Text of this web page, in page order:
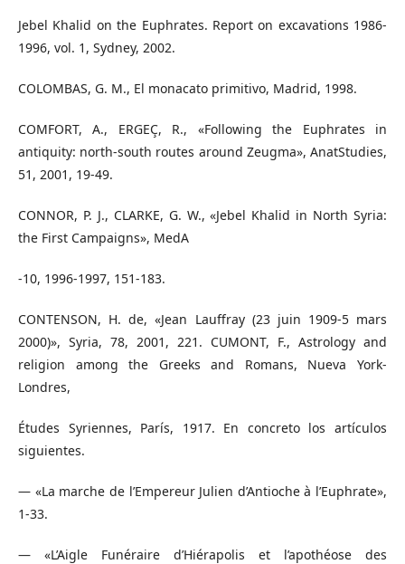
Jebel Khalid on the Euphrates. Report on excavations 1986-
1996, vol. 1, Sydney, 2002.
COLOMBAS, G. M., El monacato primitivo, Madrid, 1998.
COMFORT, A., ERGEÇ, R., «Following the Euphrates in
antiquity: north-south routes around Zeugma», AnatStudies,
51, 2001, 19-49.
CONNOR, P. J., CLARKE, G. W., «Jebel Khalid in North Syria:
the First Campaigns», MedA
-10, 1996-1997, 151-183.
CONTENSON, H. de, «Jean Lauffray (23 juin 1909-5 mars
2000)», Syria, 78, 2001, 221. CUMONT, F., Astrology and
religion among the Greeks and Romans, Nueva York-
Londres,
Études Syriennes, París, 1917. En concreto los artículos
siguientes.
— «La marche de l’Empereur Julien d’Antioche à l’Euphrate»,
1-33.
— «L’Aigle Funéraire d’Hiérapolis et l’apothéose des